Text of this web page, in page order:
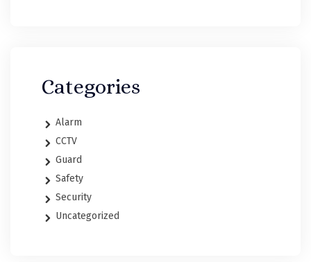
Categories
Alarm
CCTV
Guard
Safety
Security
Uncategorized